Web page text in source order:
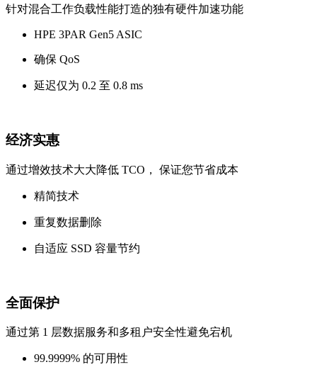
针对混合工作负载性能打造的独有硬件加速功能
HPE 3PAR Gen5 ASIC
确保 QoS
延迟仅为 0.2 至 0.8 ms
经济实惠
通过增效技术大大降低 TCO， 保证您节省成本
精简技术
重复数据删除
自适应 SSD 容量节约
全面保护
通过第 1 层数据服务和多租户安全性避免宕机
99.9999% 的可用性